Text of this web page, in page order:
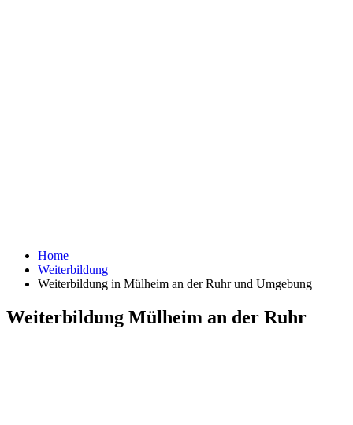
Home
Weiterbildung
Weiterbildung in Mülheim an der Ruhr und Umgebung
Weiterbildung Mülheim an der Ruhr